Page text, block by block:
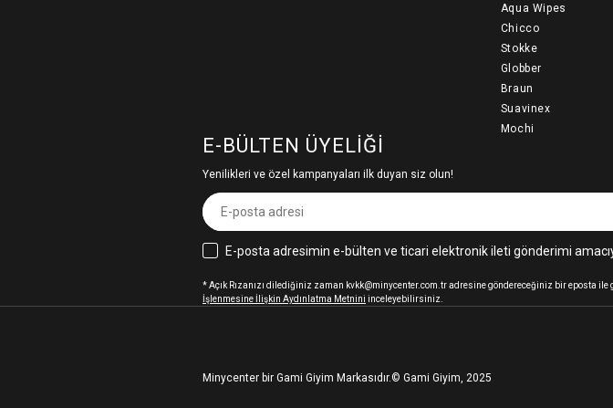
Aqua Wipes
Chicco
Stokke
Globber
Braun
Suavinex
Mochi
E-BÜLTEN ÜYELIĞI
Yenilikleri ve özel kampanyaları ilk duyan siz olun!
E-posta adresimin e-bülten ve ticari elektronik ileti gönderimi
* Açık Rızanızı dilediğiniz zaman kvkk@minycenter.com.tr adresine göndereceğiniz bir eposta
İşlenmesine İlişkin Aydınlatma Metnini inceleyebilirsiniz.
Minycenter bir Gami Giyim Markasıdır. © Gami Giyim, 2025